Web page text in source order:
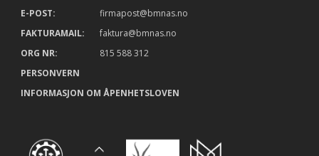
E-POST:
firmapost@bmnas.no
FAKTURAMAIL:
faktura@bmnas.no
ORG NR:
815 588 312
PERSONVERN
INFORMASJON OM ÅPENHETSLOVEN